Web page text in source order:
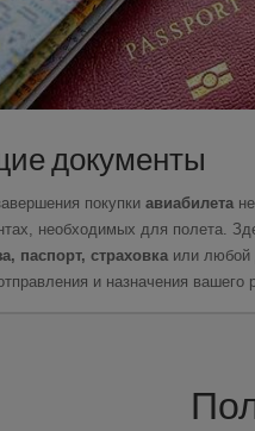
документы
покупки авиабилета
необходимых для полета.
паспорт, страховка или любой
и назначения вашего